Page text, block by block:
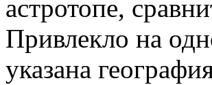
астротопе,
Привлекло на
указана